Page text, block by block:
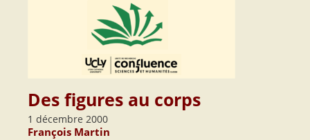
Des figures au corps
1 décembre 2000
François Martin